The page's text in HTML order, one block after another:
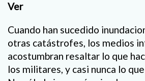
Ver
Cuando han sucedido
otras catástrofes, los medios
acostumbran resaltar lo que
los militares, y casi nunca lo